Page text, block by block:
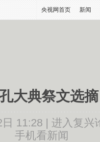
央视网首页 新闻
大典祭文选摘
11:28 | 进入复兴
手机看新闻